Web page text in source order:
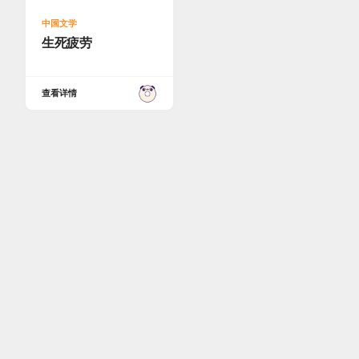
中国文学
生死疲劳
查看详情